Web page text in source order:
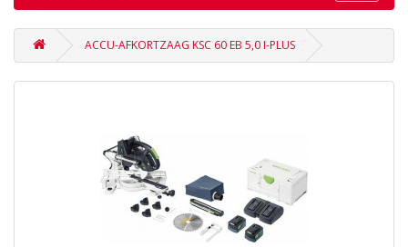
ACCU-AFKORTZAAG KSC 60 EB 5,0 I-PLUS